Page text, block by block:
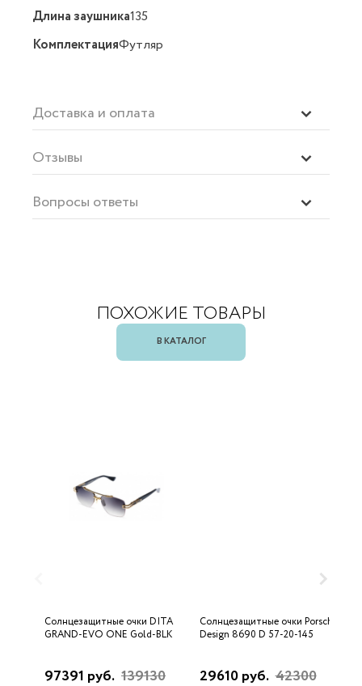
Длина заушника135
КомплектацияФутляр
Доставка и оплата
Отзывы
Вопросы ответы
ПОХОЖИЕ ТОВАРЫ
В КАТАЛОГ
Солнцезащитные очки DITA
GRAND-EVO ONE Gold-BLK
97391 руб. 139130
Солнцезащитные очки Porsche
Design 8690 D 57-20-145
29610 руб. 42300